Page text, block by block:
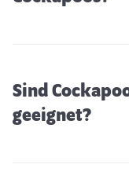
Sind
geeignet?